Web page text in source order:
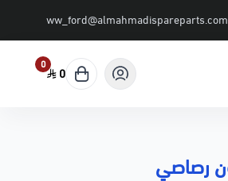
ww_ford@almahmadispareparts.com
0
0